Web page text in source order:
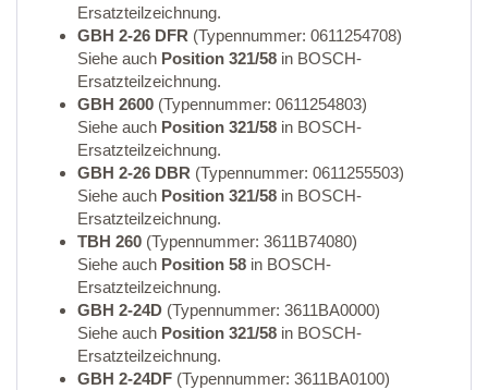
Ersatzteilzeichnung.
GBH 2-26 DFR (Typennummer: 0611254708)
Siehe auch Position 321/58 in BOSCH-
Ersatzteilzeichnung.
GBH 2600 (Typennummer: 0611254803)
Siehe auch Position 321/58 in BOSCH-
Ersatzteilzeichnung.
GBH 2-26 DBR (Typennummer: 0611255503)
Siehe auch Position 321/58 in BOSCH-
Ersatzteilzeichnung.
TBH 260 (Typennummer: 3611B74080)
Siehe auch Position 58 in BOSCH-
Ersatzteilzeichnung.
GBH 2-24D (Typennummer: 3611BA0000)
Siehe auch Position 321/58 in BOSCH-
Ersatzteilzeichnung.
GBH 2-24DF (Typennummer: 3611BA0100)